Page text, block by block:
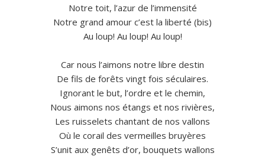
Notre toit, l’azur de l’immensité
Notre grand amour c’est la liberté (bis)
Au loup! Au loup! Au loup!
Car nous l’aimons notre libre destin
De fils de forêts vingt fois séculaires.
Ignorant le but, l’ordre et le chemin,
Nous aimons nos étangs et nos rivières,
Les ruisselets chantant de nos vallons
Où le corail des vermeilles bruyères
S’unit aux genêts d’or, bouquets wallons